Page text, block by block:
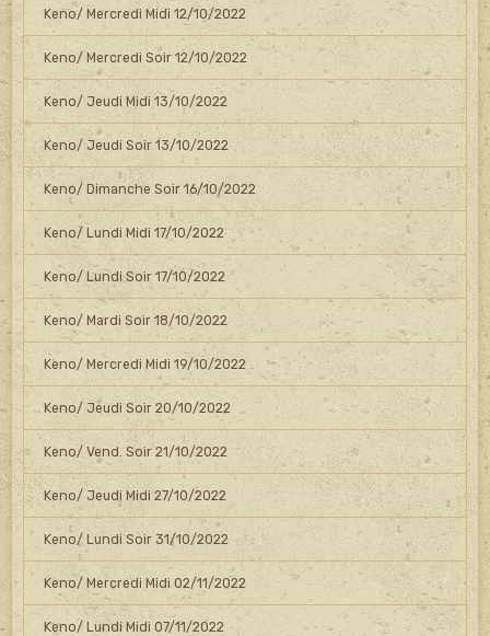
Keno/ Mercredi Midi 12/10/2022
Keno/ Mercredi Soir 12/10/2022
Keno/ Jeudi Midi 13/10/2022
Keno/ Jeudi Soir 13/10/2022
Keno/ Dimanche Soir 16/10/2022
Keno/ Lundi Midi 17/10/2022
Keno/ Lundi Soir 17/10/2022
Keno/ Mardi Soir 18/10/2022
Keno/ Mercredi Midi 19/10/2022
Keno/ Jeudi Soir 20/10/2022
Keno/ Vend. Soir 21/10/2022
Keno/ Jeudi Midi 27/10/2022
Keno/ Lundi Soir 31/10/2022
Keno/ Mercredi Midi 02/11/2022
Keno/ Lundi Midi 07/11/2022